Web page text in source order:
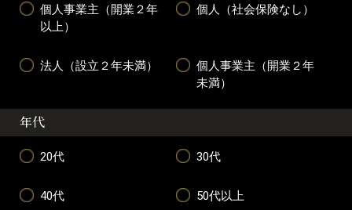
個人事業主（開業２年
以上）
個人（社会保険なし）
法人（設立２年未満）
個人事業主（開業２年
未満）
年代
20代 30代
40代 50代以上